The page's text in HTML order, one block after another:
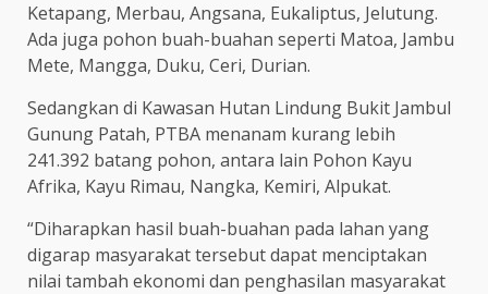
Ketapang, Merbau, Angsana, Eukaliptus, Jelutung.
Ada juga pohon buah-buahan seperti Matoa, Jambu
Mete, Mangga, Duku, Ceri, Durian.
Sedangkan di Kawasan Hutan Lindung Bukit Jambul
Gunung Patah, PTBA menanam kurang lebih
241.392 batang pohon, antara lain Pohon Kayu
Afrika, Kayu Rimau, Nangka, Kemiri, Alpukat.
“Diharapkan hasil buah-buahan pada lahan yang
digarap masyarakat tersebut dapat menciptakan
nilai tambah ekonomi dan penghasilan masyarakat